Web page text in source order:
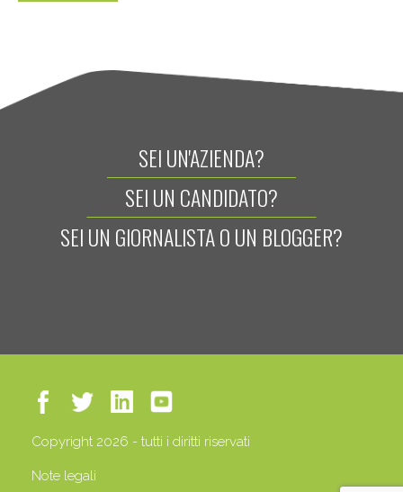
SEI UN'AZIENDA?
SEI UN CANDIDATO?
SEI UN GIORNALISTA O UN BLOGGER?
Copyright 2026 - tutti i diritti riservati
Note legali